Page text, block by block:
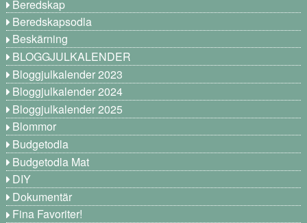
Beredskap
Beredskapsodla
Beskärning
BLOGGJULKALENDER
Bloggjulkalender 2023
Bloggjulkalender 2024
Bloggjulkalender 2025
Blommor
Budgetodla
Budgetodla Mat
DIY
Dokumentär
Fina Favoriter!